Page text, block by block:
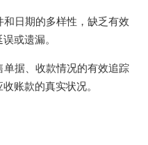
和日期的多样性，缺乏有效
或遗漏。
单据、收款情况的有效追踪
账款的真实状况。